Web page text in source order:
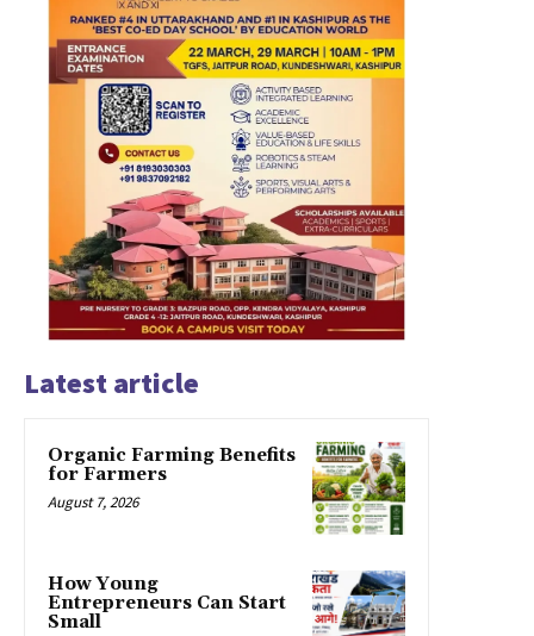
Latest article
Organic Farming Benefits
for Farmers
August 7, 2026
How Young
Entrepreneurs Can Start
Small